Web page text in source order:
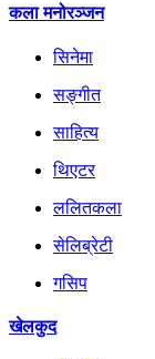
कला मनोरञ्जन
सिनेमा
सङ्गीत
साहित्य
थिएटर
ललितकला
सेलिब्रेटी
गसिप
खेलकुद